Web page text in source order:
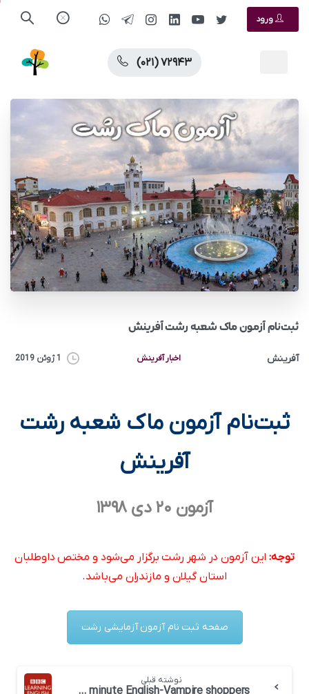
ورود
(۰۲۱) ۷۲۹۴۳
ثبت‌نام آزمون ماک شعبه رشت آفرینش
آفرینش اخبار آفرینش 1 ژوئن 2019
ثبت‌نام آزمون ماک شعبه رشت
آفرینش
آزمون ۲۰ دی ۱۳۹۸
توجه:این آزمون در شهر رشت برگزار می‌شود و مختص داوطلبان
استان گیلان و مازندران می‌باشد.
صفحه ثبت نام آزمون آزمایشی رشت
نوشته قبلی
BBC 6 minute English-Vampire shoppers